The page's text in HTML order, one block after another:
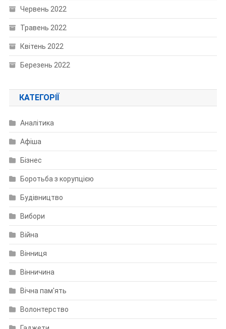
Червень 2022
Травень 2022
Квітень 2022
Березень 2022
КАТЕГОРІЇ
Аналітика
Афіша
Бізнес
Боротьба з корупцією
Будівництво
Вибори
Війна
Вінниця
Вінничина
Вічна пам'ять
Волонтерство